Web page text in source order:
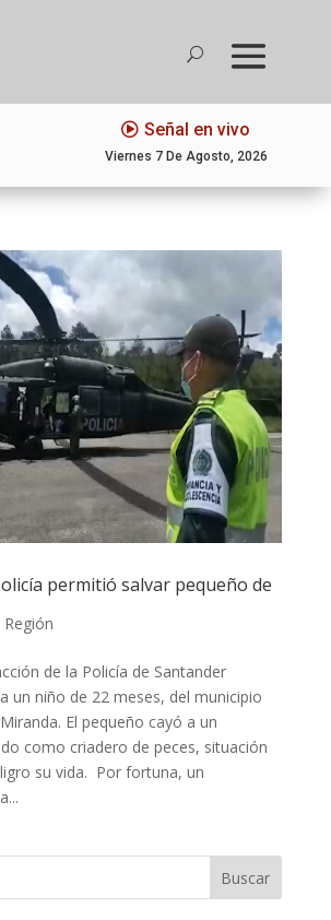
Señal en vivo
Viernes 7 De Agosto, 2026
permitió salvar pequeño de
Región
de la Policía de Santander
un niño de 22 meses, del municipio
El pequeño cayó a un
como criadero de peces, situación
su vida. Por fortuna, un
Buscar